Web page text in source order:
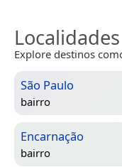
Explore destinos
São Paulo
bairro
Encarnação
bairro